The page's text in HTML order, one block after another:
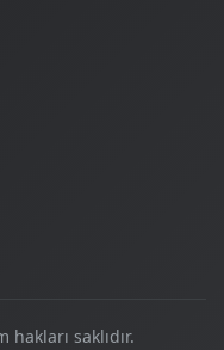
saklıdır.